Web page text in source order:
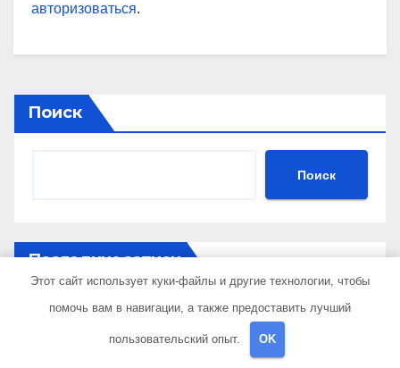
авторизоваться.
Поиск
Поиск
Последние записи
Порядок и особенности срочного выкупа
квартир в срок 1–3 дня
Этот сайт использует куки-файлы и другие технологии, чтобы
помочь вам в навигации, а также предоставить лучший
пользовательский опыт. OK